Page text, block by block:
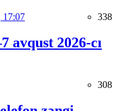
17:07 338
avqust 2026-cı
308